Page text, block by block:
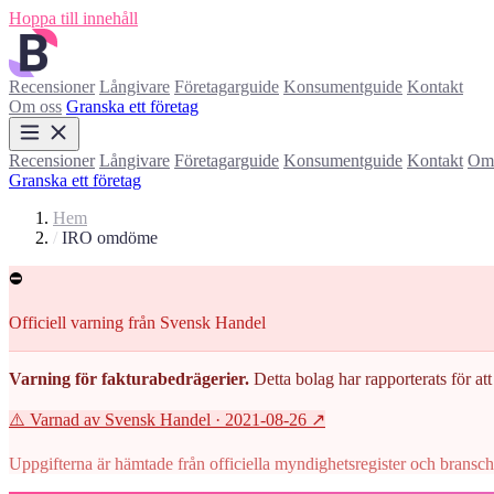
Hoppa till innehåll
Recensioner Långivare Företagarguide Konsumentguide Kontakt
Om oss Granska ett företag
Recensioner Långivare Företagarguide Konsumentguide Kontakt
Granska ett företag
Hem
/ IRO omdöme
⛔
Officiell varning från Svensk Handel
Varning för fakturabedrägerier. Detta bolag har rapporterats för
⚠️ Varnad av Svensk Handel · 2021-08-26 ↗
Uppgifterna är hämtade från officiella myndighetsregister och